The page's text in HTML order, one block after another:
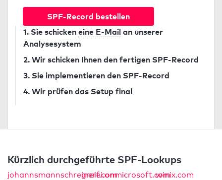
SPF-Record bestellen
1. Sie schicken eine E-Mail an unserer
Analysesystem
2. Wir schicken Ihnen den fertigen SPF-Record
3. Sie implementieren den SPF-Record
4. Wir prüfen das Setup final
Kürzlich durchgeführte SPF-Lookups
johannsmannschreinerei.onmicrosoft.com
greif.com
winix.com